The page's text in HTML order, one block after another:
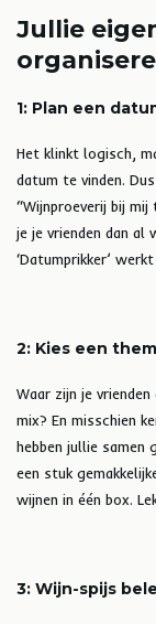
Jullie
1: Plan een
Het klinkt logisch,
datum te vinden.
“Wijnproeverij bij mij
je je vrienden dan al
‘Datumprikker’
2: Kies een
Waar zijn je
mix? En misschien
hebben jullie samen
een stuk
wijnen in één box.
3: Wijn-spijs